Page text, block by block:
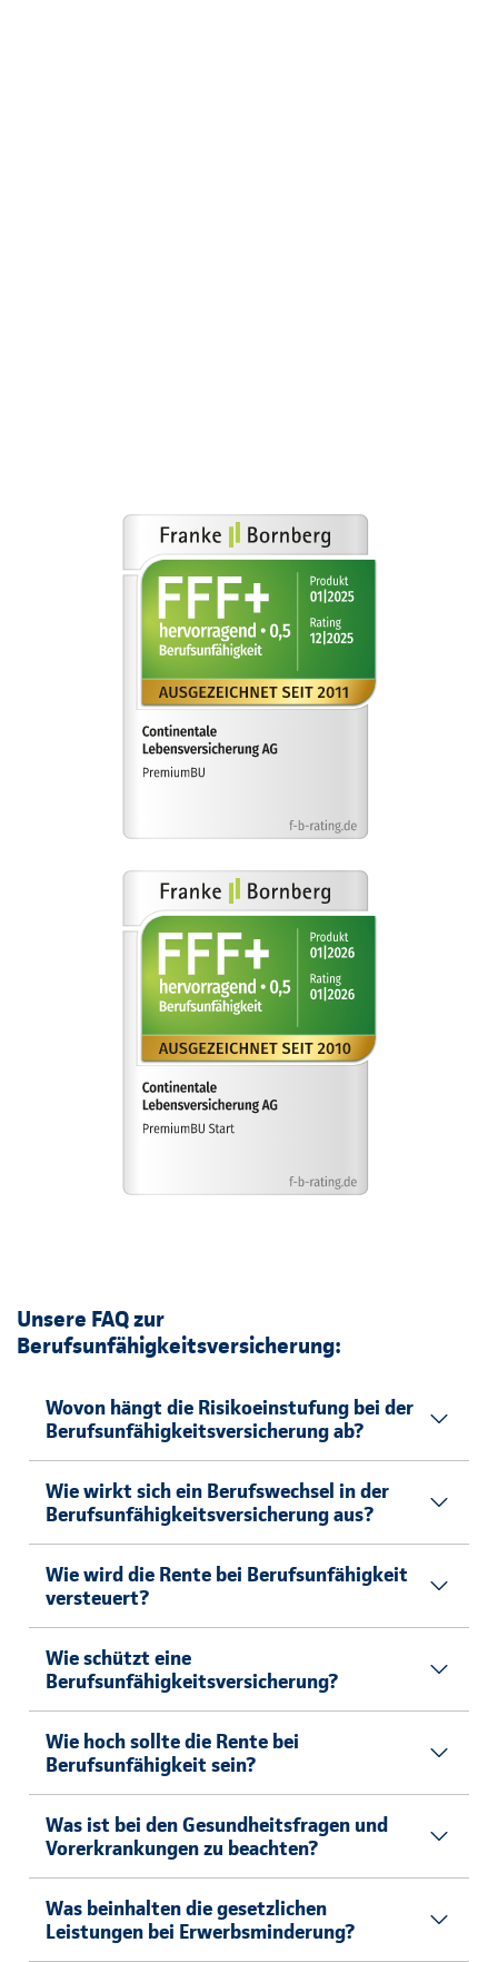
Unsere FAQ zur
Berufsunfähigkeitsversicherung:
Wovon hängt die Risikoeinstufung bei der
Berufsunfähigkeitsversicherung ab?
Wie wirkt sich ein Berufswechsel in der
Berufsunfähigkeitsversicherung aus?
Wie wird die Rente bei Berufsunfähigkeit
versteuert?
Wie schützt eine
Berufsunfähigkeitsversicherung?
Wie hoch sollte die Rente bei
Berufsunfähigkeit sein?
Was ist bei den Gesundheitsfragen und
Vorerkrankungen zu beachten?
Was beinhalten die gesetzlichen
Leistungen bei Erwerbsminderung?